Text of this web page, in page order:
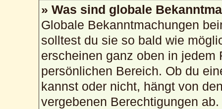
» Was sind globale
Globale Bekanntmachungen
solltest du sie so bald wie
erscheinen ganz oben in
persönlichen Bereich. Ob du
kannst oder nicht, hängt von
vergebenen Berechtigungen ab.